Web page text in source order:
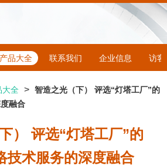
产品大全 联系我们 企业信息 访客
大全 > 智造之光（下） 评选“灯塔工厂”的
融合
） 评选“灯塔工厂”的
技术服务的深度融合